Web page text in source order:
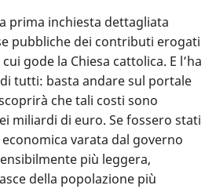
prima inchiesta dettagliata
pubbliche dei contributi erogati
gode la Chiesa cattolica. E l’ha
tutti: basta andare sul portale
che tali costi sono
miliardi di euro. Se fossero stati
varata dal governo
più leggera,
della popolazione più